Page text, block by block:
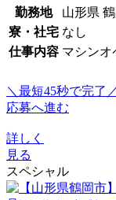
勤務地
山形県
寮・社宅 なし
仕事内容 マシンオ
＼最短45秒で完了
応募へ進む
詳しく
見る
スペシャル